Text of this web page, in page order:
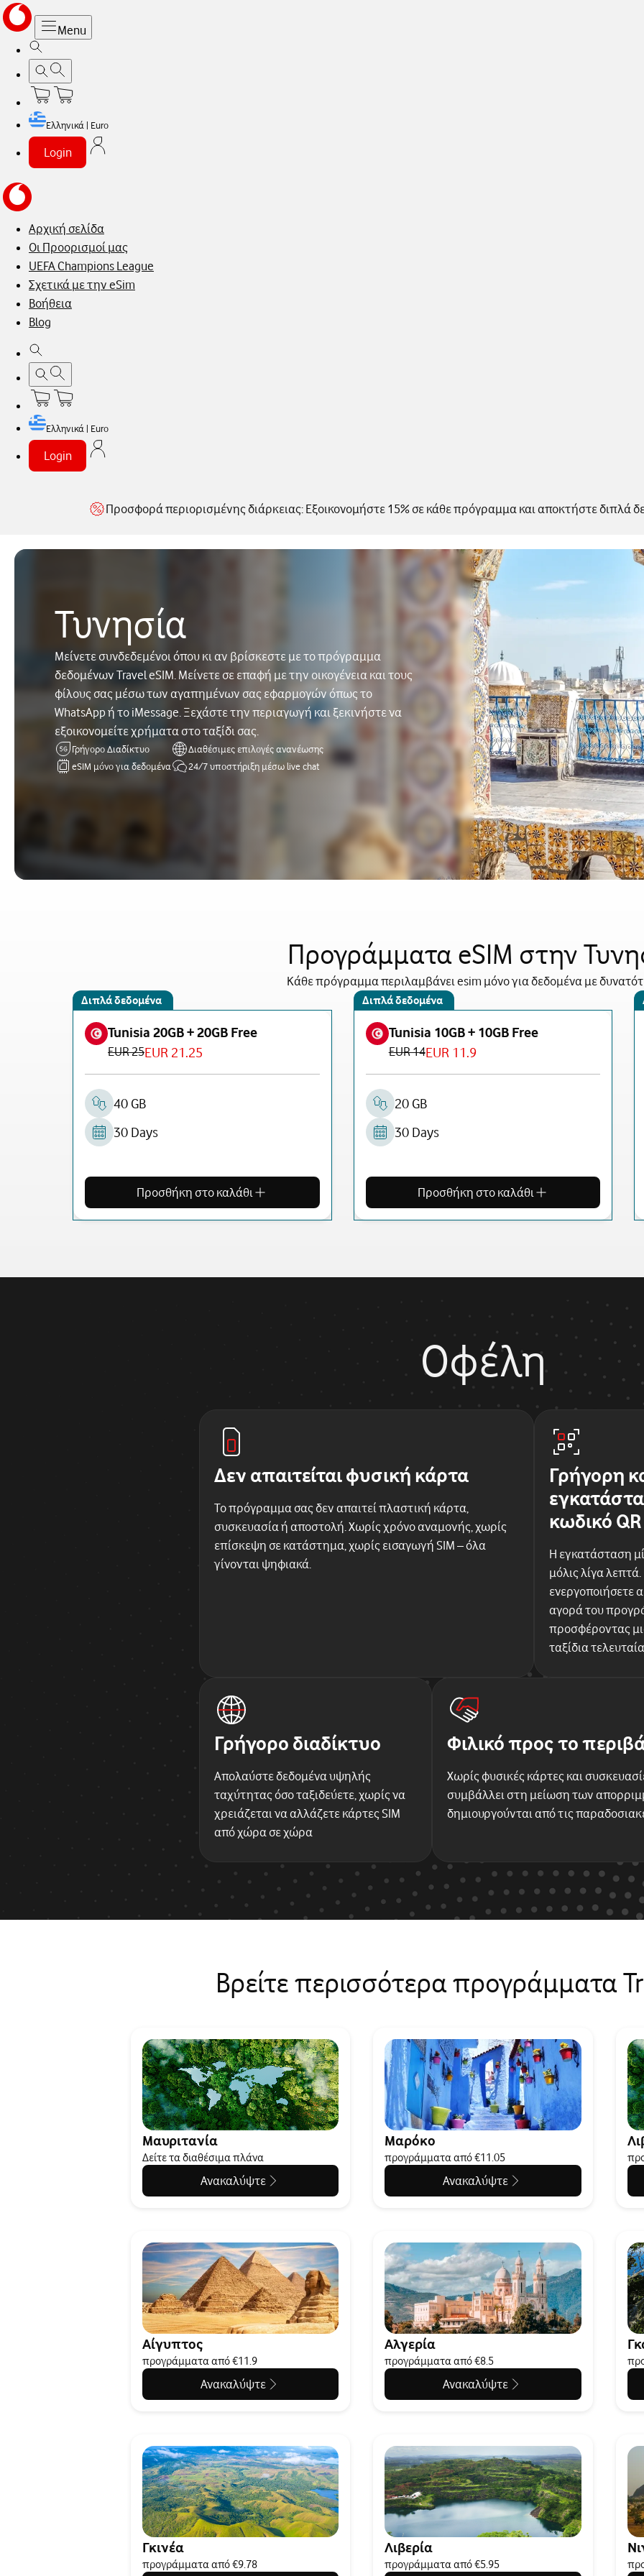
Menu
Ελληνικά | Euro
Login
Αρχική σελίδα
Οι Προορισμοί μας
UEFA Champions League
Σχετικά με την eSim
Βοήθεια
Blog
Ελληνικά | Euro
Login
Προσφορά περιορισμένης διάρκειας: Εξοικονομήστε 15% σε κάθε πρόγραμμα και αποκτήστε διπλά
Τυνησία
Μείνετε συνδεδεμένοι όπου κι αν βρίσκεστε με το πρόγραμμα
δεδομένων Travel eSIM. Μείνετε σε επαφή με την οικογένεια και τους
φίλους σας μέσω των αγαπημένων σας εφαρμογών όπως το
WhatsApp ή το iMessage. Ξεχάστε την περιαγωγή και ξεκινήστε να
εξοικονομείτε χρήματα στο ταξίδι σας.
Γρήγορο Διαδίκτυο
eSIM μόνο για δεδομένα
Διαθέσιμες επιλογές ανανέωσης
24/7 υποστήριξη μέσω live chat
Προγράμματα eSIM στην
Κάθε πρόγραμμα περιλαμβάνει esim μόνο για δεδομένα με
Διπλά δεδομένα
Tunisia 20GB + 20GB Free
EUR 25EUR 21.25
40 GB
30 Days
Προσθήκη στο καλάθι
Διπλά δεδομένα
Tunisia 10GB + 10GB Free
EUR 14EUR 11.9
20 GB
30 Days
Προσθήκη στο καλάθι
Οφέλη
Δεν απαιτείται φυσική κάρτα
Το πρόγραμμα σας δεν απαιτεί πλαστική κάρτα,
συσκευασία ή αποστολή. Χωρίς χρόνο αναμονής, χωρίς
επίσκεψη σε κατάστημα, χωρίς εισαγωγή SIM – όλα
γίνονται ψηφιακά.
Γρήγορη
κωδικό QR
Η εγκατάσταση
μόλις λίγα
ενεργοποιήσετε
αγορά του
προσφέροντας
ταξίδια
Γρήγορο διαδίκτυο
Απολαύστε δεδομένα υψηλής
ταχύτητας όσο ταξιδεύετε, χωρίς να
χρειάζεται να αλλάζετε κάρτες SIM
από χώρα σε χώρα
Φιλικό προς το
Χωρίς φυσικές κάρτες και
συμβάλλει στη μείωση των
δημιουργούνται από τις
Βρείτε περισσότερα προγράμματα
Μαυριτανία
Δείτε τα διαθέσιμα πλάνα
Ανακαλύψτε
Μαρόκο
προγράμματα από €11.05
Ανακαλύψτε
Αίγυπτος
προγράμματα από €11.9
Ανακαλύψτε
Αλγερία
προγράμματα από €8.5
Ανακαλύψτε
Γκινέα
προγράμματα από €9.78
Λιβερία
προγράμματα από €5.95